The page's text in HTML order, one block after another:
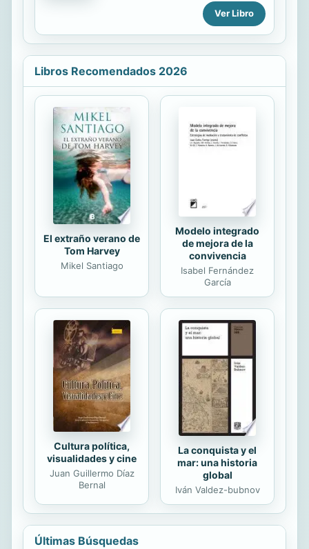
María Torres Caicedo. La razón
estriba en los escasos trabajos
realizados sobre él y en la casi nula...
creen que la riqueza debe ser
distribuida de manera más uniforme,
pero más de la mitad sienten que las
desconexión? La mayoría de los
creer que los ricos simplemente
siempre se salen con la suya.
Excepto que no lo hacen. Hace un
siglo, Estados Unidos fue anfitrión
de una oligarquía aún más dominante
que la de hoy. Sin embargo,
cincuenta...
Ver Libro
Libros Recomendados 2026
El extraño verano de
Tom Harvey
Mikel Santiago
Modelo integrado
de mejora de la
convivencia
Isabel Fernández
García
Cultura política,
visualidades y cine
Juan Guillermo Díaz
Bernal
La conquista y el
mar: una historia
global
Iván Valdez-bubnov
Últimas Búsquedas